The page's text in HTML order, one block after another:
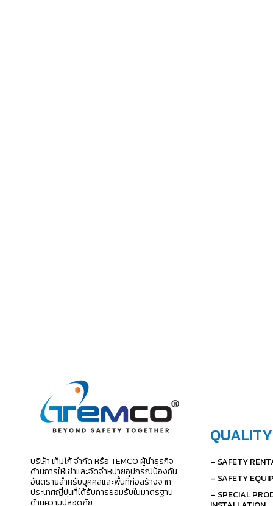
บริษัท เท็มโก้ จำกัด หรือ TEMCO ผู้นำธุรกิจ
ด้านการให้เช่าและจัดจำหน่ายอุปกรณ์ป้องกัน
อันตรายสำหรับบุคคลและพื้นที่ก่อสร้างจาก
ประเทศญี่ปุ่นที่ได้รับการยอมรับในมาตรฐาน
ด้านความปลอดภัย
– SAFETY
– SAFETY
– SPECIAL